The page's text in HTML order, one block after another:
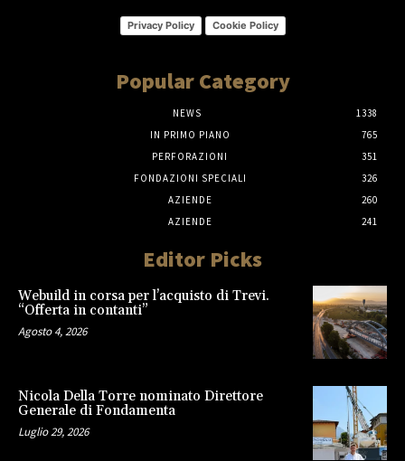
Privacy Policy Cookie Policy
Popular Category
NEWS
1338
IN PRIMO PIANO
765
PERFORAZIONI
351
FONDAZIONI SPECIALI
326
AZIENDE
260
AZIENDE
241
Editor Picks
Webuild in corsa per l’acquisto di Trevi.
“Offerta in contanti”
Agosto 4, 2026
Nicola Della Torre nominato Direttore
Generale di Fondamenta
Luglio 29, 2026